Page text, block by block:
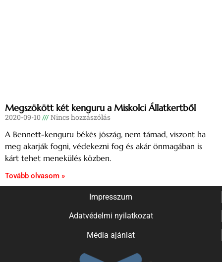
Megszökött két kenguru a Miskolci Állatkertből
2020-09-10 Nincs hozzászólás
A Bennett-kenguru békés jószág, nem támad, viszont ha
meg akarják fogni, védekezni fog és akár önmagában is
kárt tehet menekülés közben.
Tovább olvasom »
Impresszum
Adatvédelmi nyilatkozat
Média ajánlat